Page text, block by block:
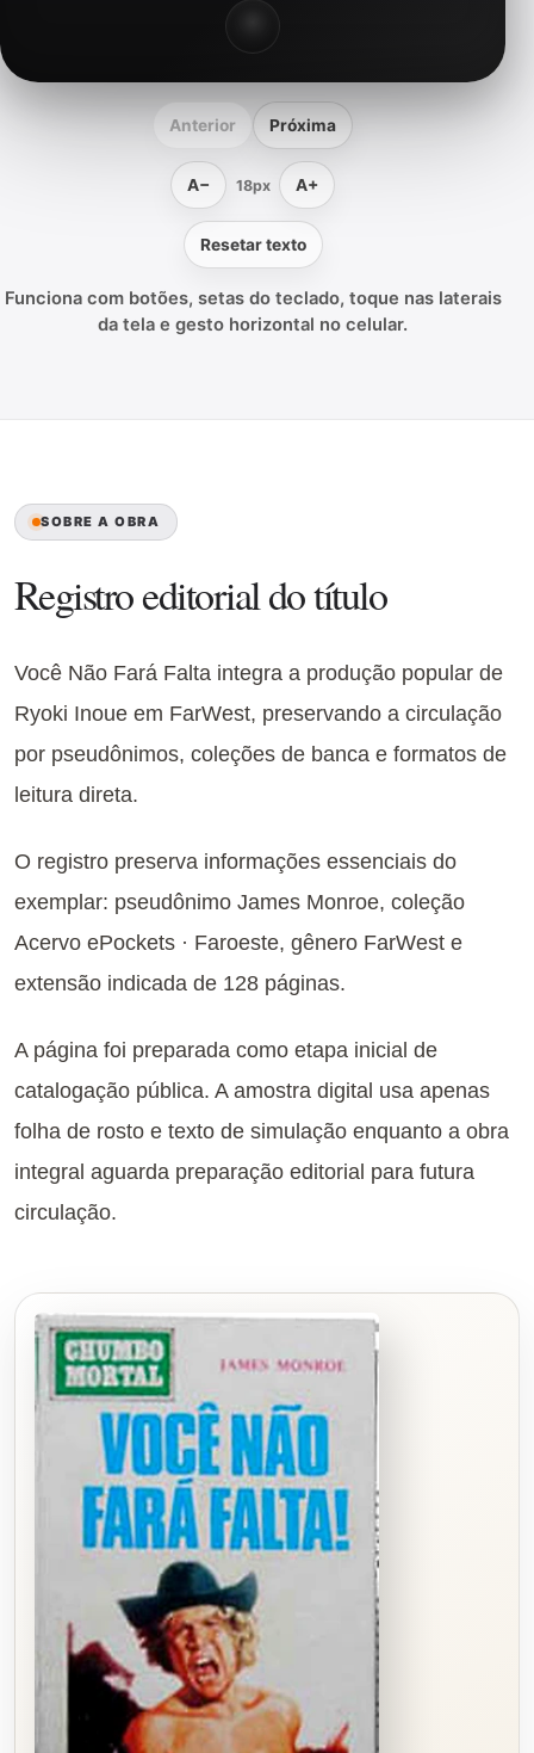
Anterior Próxima
A− 18px A+
Resetar texto
Funciona com botões, setas do teclado, toque nas laterais
da tela e gesto horizontal no celular.
SOBRE A OBRA
Registro editorial do título
Você Não Fará Falta integra a produção popular de
Ryoki Inoue em FarWest, preservando a circulação
por pseudônimos, coleções de banca e formatos de
leitura direta.
O registro preserva informações essenciais do
exemplar: pseudônimo James Monroe, coleção
Acervo ePockets · Faroeste, gênero FarWest e
extensão indicada de 128 páginas.
A página foi preparada como etapa inicial de
catalogação pública. A amostra digital usa apenas
folha de rosto e texto de simulação enquanto a obra
integral aguarda preparação editorial para futura
circulação.